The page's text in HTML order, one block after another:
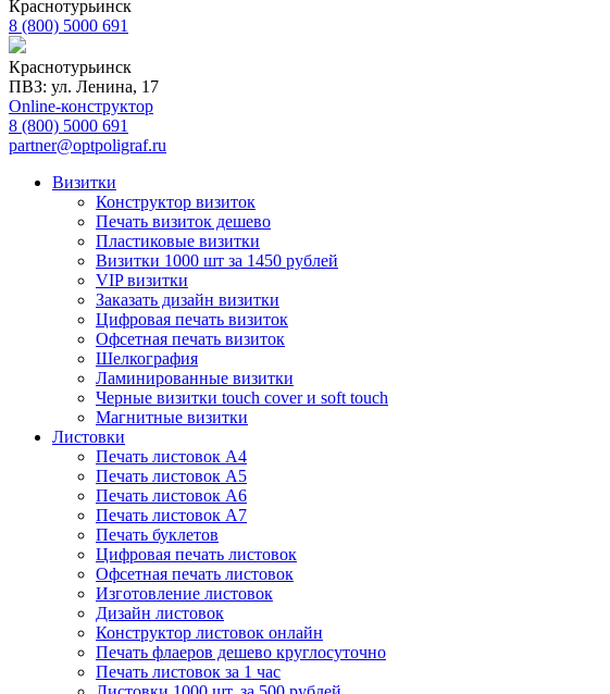
Краснотурьинск
8 (800) 5000 691
Краснотурьинск
ПВЗ: ул. Ленина, 17
Online-конструктор
8 (800) 5000 691
partner@optpoligraf.ru
Визитки
Конструктор визиток
Печать визиток дешево
Пластиковые визитки
Визитки 1000 шт за 1450 рублей
VIP визитки
Заказать дизайн визитки
Цифровая печать визиток
Офсетная печать визиток
Шелкография
Ламинированные визитки
Черные визитки touch cover и soft touch
Магнитные визитки
Листовки
Печать листовок А4
Печать листовок А5
Печать листовок А6
Печать листовок А7
Печать буклетов
Цифровая печать листовок
Офсетная печать листовок
Изготовление листовок
Дизайн листовок
Конструктор листовок онлайн
Печать флаеров дешево круглосуточно
Печать листовок за 1 час